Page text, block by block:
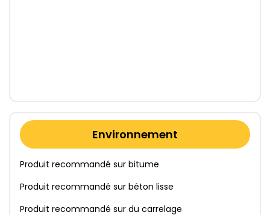
Environnement
Produit recommandé sur bitume
Produit recommandé sur béton lisse
Produit recommandé sur du carrelage